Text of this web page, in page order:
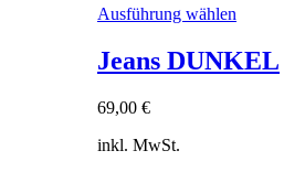
Ausführung wählen
weist
mehrere
Jeans DUNKEL
69,00 €
inkl. MwSt.